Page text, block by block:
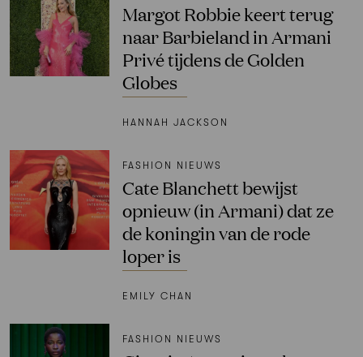
Margot Robbie keert terug
naar Barbieland in Armani
Privé tijdens de Golden
Globes
HANNAH JACKSON
FASHION NIEUWS
Cate Blanchett bewijst
opnieuw (in Armani) dat ze
de koningin van de rode
loper is
EMILY CHAN
FASHION NIEUWS